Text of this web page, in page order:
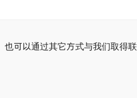
可以通过其它方式与我们取得联